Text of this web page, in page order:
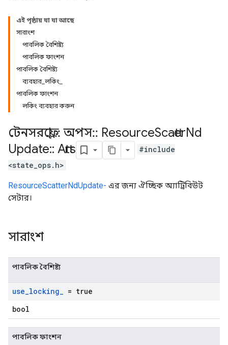
এই পৃষ্ঠায় যা যা আছে
সারাংশ
পাবলিক বৈশিষ্ট্য
পাবলিক ফাংশন
পাবলিক বৈশিষ্ট্য
ব্যবহার_লকিং_
পাবলিক ফাংশন
লকিং ব্যবহার করুন
টেনসরফ্লো:: অপস:: ResourceScatterNd
Update:: Attrs
#include
<state_ops.h>
ResourceScatterNdUpdate- এর জন্য ঐচ্ছিক অ্যাট্রিবিউট
সেটার।
সারাংশ
পাবলিক বৈশিষ্ট্য
use_locking_ = true
bool
পাবলিক ফাংশন